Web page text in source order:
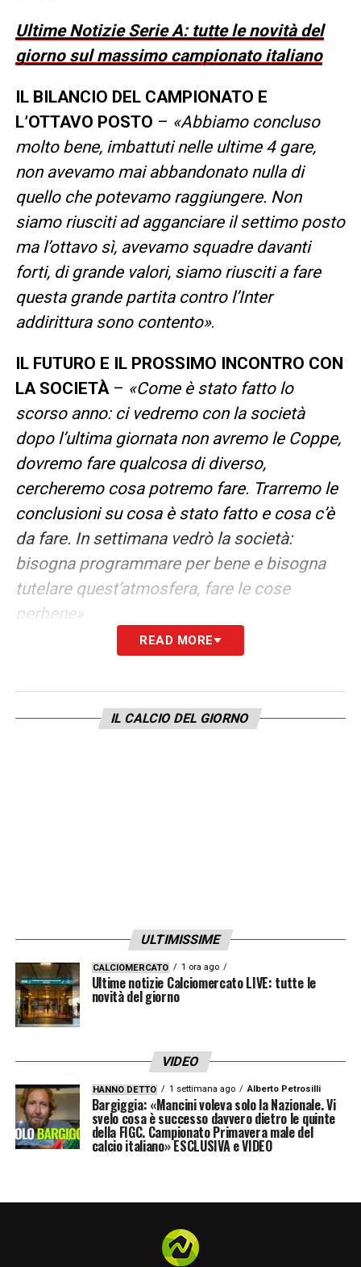
Ultime Notizie Serie A: tutte le novità del
giorno sul massimo campionato italiano
IL BILANCIO DEL CAMPIONATO E
L’OTTAVO POSTO – «Abbiamo concluso
molto bene, imbattuti nelle ultime 4 gare,
non avevamo mai abbandonato nulla di
quello che potevamo raggiungere. Non
siamo riusciti ad agganciare il settimo posto
ma l’ottavo sì, avevamo squadre davanti
forti, di grande valori, siamo riusciti a fare
questa grande partita contro l’Inter
addirittura sono contento».
IL FUTURO E IL PROSSIMO INCONTRO CON
LA SOCIETÀ– «Come è stato fatto lo
scorso anno: ci vedremo con la società
dopo l’ultima giornata non avremo le Coppe,
dovremo fare qualcosa di diverso,
cercheremo cosa potremo fare. Trarremo le
conclusioni su cosa è stato fatto e cosa c’è
da fare. In settimana vedrò la società:
bisogna programmare per bene e bisogna
tutelare quest’atmosfera, fare le cose
perbene».
L’EREDITÀ E L’OBIETTIVO PER I
questa gente abbiamo vissuto cose, anche
qualche sconfitta, che rimarranno, abbiamo
L’INTERVISTA COMPLETA A ITALIANO
LA PLAYLIST DELLE NOSTRE TOP NEWS
READ MORE
IL CALCIO DEL GIORNO
ULTIMISSIME
CALCIOMERCATO 1 ora ago
Ultime notizie Calciomercato LIVE: tutte le
novità del giorno
VIDEO
HANNO DETTO 1 settimana ago Alberto Petrosilli
Bargiggia: «Mancini voleva solo la Nazionale. Vi
svelo cosa è successo davvero dietro le quinte
della FIGC. Campionato Primavera male del
calcio italiano» ESCLUSIVA e VIDEO